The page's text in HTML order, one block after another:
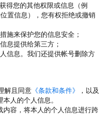
得您的其他权限或信息（例
置信息），您有权拒绝或撤销
施来保护您的信息安全；
息提供给第三方；
信息。我们还提供帐号删除方
解且同意 《条款和条件》
，以及
人的个人信息。
容，将本人的个人信息进行跨